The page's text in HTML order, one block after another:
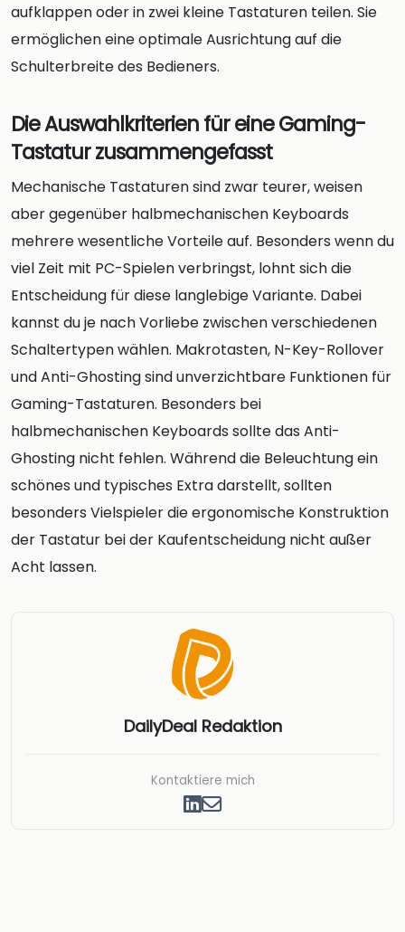
aufklappen oder in zwei kleine Tastaturen teilen. Sie
ermöglichen eine optimale Ausrichtung auf die
Schulterbreite des Bedieners.
Die Auswahlkriterien für eine Gaming-
Tastatur zusammengefasst
Mechanische Tastaturen sind zwar teurer, weisen
aber gegenüber halbmechanischen Keyboards
mehrere wesentliche Vorteile auf. Besonders wenn du
viel Zeit mit PC-Spielen verbringst, lohnt sich die
Entscheidung für diese langlebige Variante. Dabei
kannst du je nach Vorliebe zwischen verschiedenen
Schaltertypen wählen. Makrotasten, N-Key-Rollover
und Anti-Ghosting sind unverzichtbare Funktionen für
Gaming-Tastaturen. Besonders bei
halbmechanischen Keyboards sollte das Anti-
Ghosting nicht fehlen. Während die Beleuchtung ein
schönes und typisches Extra darstellt, sollten
besonders Vielspieler die ergonomische Konstruktion
der Tastatur bei der Kaufentscheidung nicht außer
Acht lassen.
DailyDeal Redaktion
Kontaktiere mich